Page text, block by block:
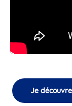
Je